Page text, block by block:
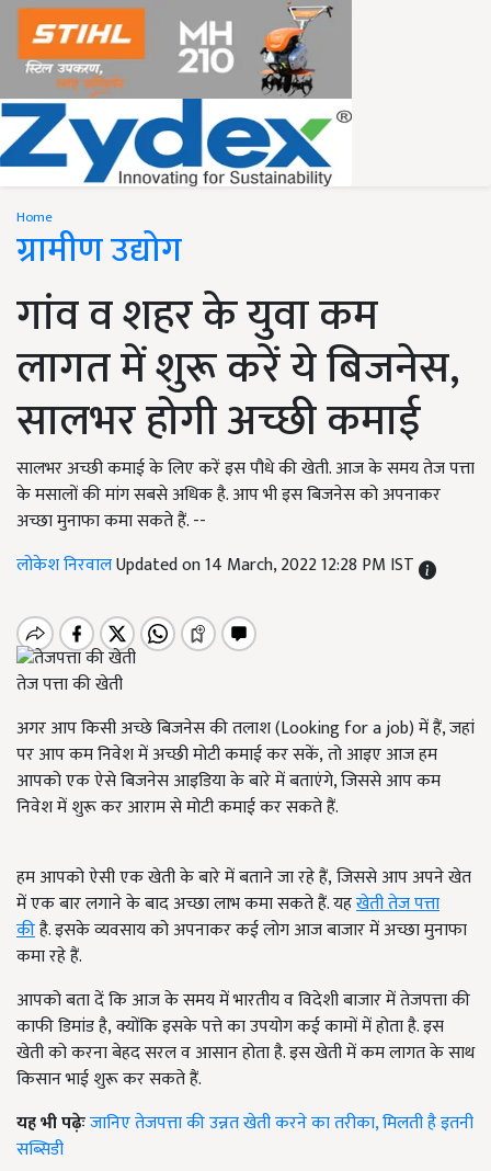
Home
ग्रामीण उद्योग
गांव व शहर के युवा कम
लागत में शुरू करें ये बिजनेस,
सालभर होगी अच्छी कमाई
सालभर अच्छी कमाई के लिए करें इस पौधे की खेती. आज के समय तेज पत्ता
के मसालों की मांग सबसे अधिक है. आप भी इस बिजनेस को अपनाकर
अच्छा मुनाफा कमा सकते हैं. --
लोकेश निरवालUpdated on 14 March, 2022 12:28 PM IST
तेज पत्ता की खेती
अगर आप किसी अच्छे बिजनेस की तलाश (Looking for a job) में हैं, जहां
पर आप कम निवेश में अच्छी मोटी कमाई कर सकें, तो आइए आज हम
आपको एक ऐसे बिजनेस आइडिया के बारे में बताएंगे, जिससे आप कम
निवेश में शुरू कर आराम से मोटी कमाई कर सकते हैं.
हम आपको ऐसी एक खेती के बारे में बताने जा रहे हैं, जिससे आप अपने खेत
में एक बार लगाने के बाद अच्छा लाभ कमा सकते हैं. यहखेती तेजपत्ता
कीहै. इसके व्यवसाय को अपनाकर कई लोग आज बाजार में अच्छा मुनाफा
कमा रहे हैं.
आपको बता दें कि आज के समय में भारतीय व विदेशी बाजार में तेजपत्ता की
काफी डिमांड है, क्योंकि इसके पत्ते का उपयोग कई कामों में होता है. इस
खेती को करना बेहद सरल व आसान होता है. इस खेती में कम लागत के साथ
किसान भाई शुरू कर सकते हैं.
यह भी पढ़ेःजानिए तेजपत्ता की उन्नत खेती करने का तरीका, मिलती है इतनी
सब्सिडी